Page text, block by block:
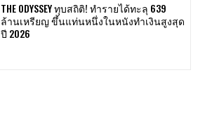
THE ODYSSEY ทุบสถิติ! ทำรายได้ทะลุ 639
ล้านเหรียญ ขึ้นแท่นหนึ่งในหนังทำเงินสูงสุด
ปี 2026